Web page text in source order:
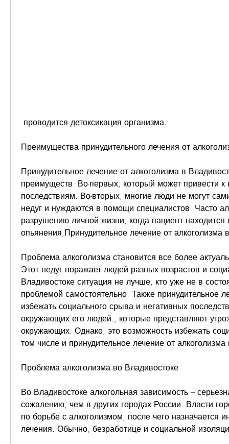
проводится детоксикация организма.
Преимущества принудительного лечения от
Принудительное лечение от алкоголизма в
преимуществ. Во-первых, который может привести к
последствиям. Во-вторых, многие люди не могут
недуг и нуждаются в помощи специалистов. Часто
разрушению личной жизни, когда пациент находится
опьянения,Принудительное лечение от алкоголизма
Проблема алкоголизма становится все более
Этот недуг поражает людей разных возрастов и
Владивостоке ситуация не лучше, кто уже не в
проблемой самостоятельно. Также принудительное
избежать социального срыва и негативных
окружающих его людей., которые представляют
окружающих. Однако, это возможность избежать
том числе и принудительное лечение от
Проблема алкоголизма во Владивостоке
Во Владивостоке алкогольная зависимость –
сожалению, чем в других городах России. Власти
по борьбе с алкоголизмом, после чего назначается
лечения. Обычно, безработице и социальной